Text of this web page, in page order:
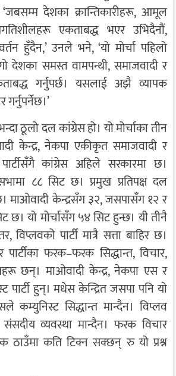
देशका क्रान्तिकारीहरू, आमूल
एकताबद्ध भएर उभिदैनौं,
हुँदैन,’ उनले भने, ‘यो मोर्चा पहिलो
देशका समस्त वामपन्थी, समाजवादी र
गर्नुपर्छ। यसलाई अझै व्यापक
गर्नुपर्नेछ।’
ठूलो दल कांग्रेस हो। यो मोर्चाका तीन
केन्द्र, नेकपा एकीकृत समाजवादी र
कांग्रेस अहिले सरकारमा छ।
८८ सिट छ। प्रमुख प्रतिपक्ष दल
माओवादी केन्द्रसँग ३२, जसपासँग १२ र
यो मोर्चासँग ५४ सिट हुन्छ। यी तीनै
विप्लवको पार्टी मात्रै सत्ता बाहिर छ।
पार्टीका फरक–फरक सिद्धान्त, विचार,
छन्। माओवादी केन्द्र, नेकपा एस र
पार्टी हुन्। मधेस केन्द्रित जसपा पनि यो
कम्युनिस्ट सिद्धान्त मान्दैन। विप्लव
व्यवस्था मान्दैन। फरक विचार
कति टिक्न सक्छन् रु यो प्रश्न